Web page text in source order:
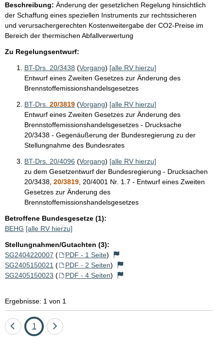
s
e
p
r
Beschreibung: Änderung der gesetzlichen Regelung hinsichtlich
der Schaffung eines speziellen Instruments zur rechtssicheren
und verursachergerechten Kostenweitergabe der CO2-Preise im
Bereich der thermischen Abfallverwertung
Zu Regelungsentwurf:
BT-Drs. 20/3438 (Vorgang) [alle RV hierzu]
Entwurf eines Zweiten Gesetzes zur Änderung des
Brennstoffemissionshandelsgesetzes
BT-Drs. 20/3819 (Vorgang) [alle RV hierzu]
Entwurf eines Zweiten Gesetzes zur Änderung des
Brennstoffemissionshandelsgesetzes - Drucksache
20/3438 - Gegenäußerung der Bundesregierung zu der
Stellungnahme des Bundesrates
BT-Drs. 20/4096 (Vorgang) [alle RV hierzu]
zu dem Gesetzentwurf der Bundesregierung - Drucksachen
20/3438, 20/3819 , 20/4001 Nr. 1.7 - Entwurf eines Zweiten
Gesetzes zur Änderung des
Brennstoffemissionshandelsgesetzes
Betroffene Bundesgesetze (1):
BEHG [alle RV hierzu]
Stellungnahmen/Gutachten (3):
SG2404220007 ( PDF - 1 Seite)
SG2405150021 ( PDF - 2 Seiten)
SG2405150023 ( PDF - 4 Seiten)
Ergebnisse: 1 von 1
EineSeite
1
Eine